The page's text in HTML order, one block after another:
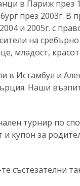
в Париж през
през 2003г.
и 2005г. с
на
младост,
в Истамбул и
Наши
турнир по
купон за
състезателни